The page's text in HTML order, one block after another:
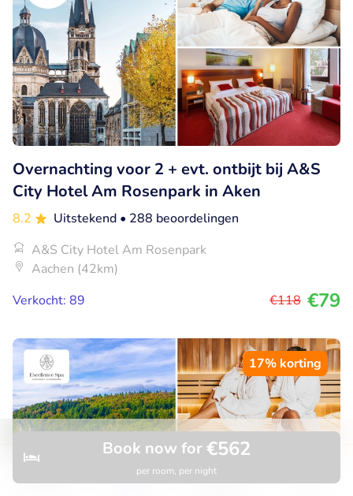
Search Bookings
Book now for€562
per room, per night
Overnachting voor 2 + evt. ontbijt bij A&S
City Hotel Am Rosenpark in Aken
8.2 Uitstekend • 288 beoordelingen
A&S City Hotel Am Rosenpark
Aachen (42km)
Verkocht: 89
€118 €79
17% korting